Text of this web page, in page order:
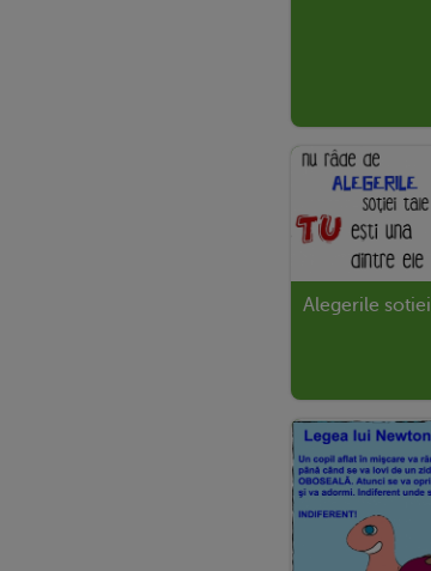
Alegerile sotiei